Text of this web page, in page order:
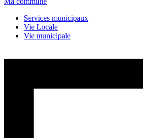
Services municipaux
Vie Locale
Vie municipale